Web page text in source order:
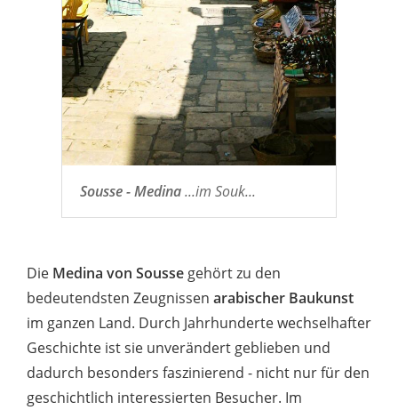
Sousse - Medina...im Souk...
Die Medina von Sousse gehört zu den
bedeutendsten Zeugnissen arabischer Baukunst
im ganzen Land. Durch Jahrhunderte wechselhafter
Geschichte ist sie unverändert geblieben und
dadurch besonders faszinierend - nicht nur für den
geschichtlich interessierten Besucher. Im